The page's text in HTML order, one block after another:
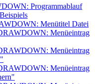
Programmablauf
Menütitel Datei
Menüeintrag
Menüeintrag
Menüeintrag